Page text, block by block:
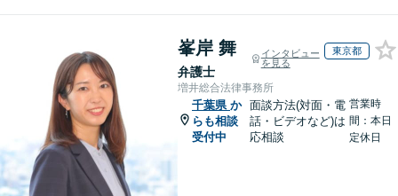
峯岸 舞
弁護士
インタビュー
を見る
東京都
増井総合法律事務所
千葉県 か
らも相談
受付中
面談方法(対面・電
話・ビデオなど)は
応相談
営業時
間：本日
定休日